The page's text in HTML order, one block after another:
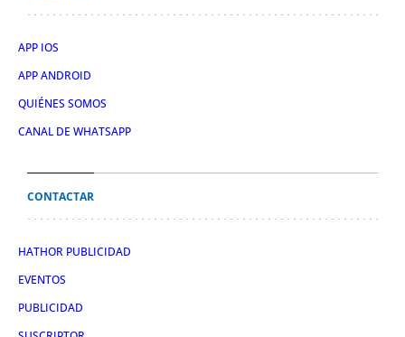
APP IOS
APP ANDROID
QUIÉNES SOMOS
CANAL DE WHATSAPP
CONTACTAR
HATHOR PUBLICIDAD
EVENTOS
PUBLICIDAD